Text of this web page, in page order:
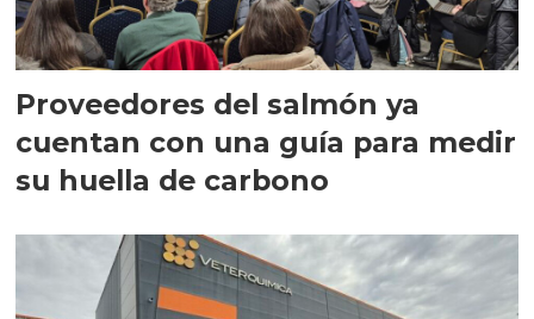
Proveedores del salmón ya
cuentan con una guía para medir
su huella de carbono